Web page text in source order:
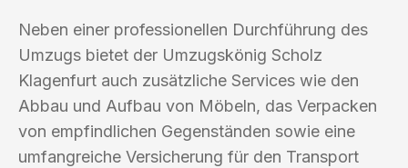
Neben einer professionellen Durchführung des
Umzugs bietet der Umzugskönig Scholz
Klagenfurt auch zusätzliche Services wie den
Abbau und Aufbau von Möbeln, das Verpacken
von empfindlichen Gegenständen sowie eine
umfangreiche Versicherung für den Transport